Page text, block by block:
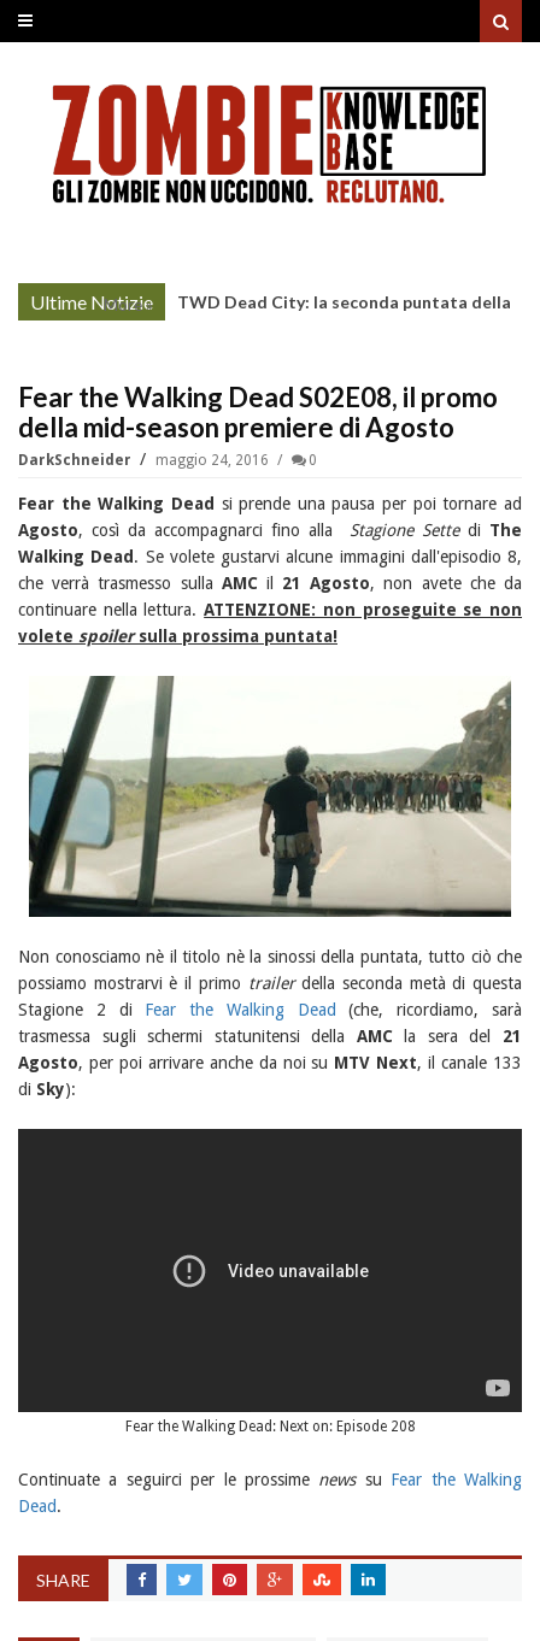
Ultime Notizie
More »
TWD Dead City: la seconda puntata della
Fear the Walking Dead S02E08, il promo
della mid-season premiere di Agosto
DarkSchneider maggio 24, 2016 0
Fear the Walking Dead si prende una pausa per poi tornare ad
Agosto, così da accompagnarci fino alla Stagione Settedi The
Walking Dead. Se volete gustarvi alcune immagini dall'episodio 8,
che verrà trasmesso sulla AMCil 21 Agosto, non avete che da
continuare nella lettura.ATTENZIONE: non proseguite se non
volete spoilersulla prossima puntata!
Non conosciamo nè il titolo nè la sinossi della puntata, tutto ciò che
possiamo mostrarvi è il primo trailerdella seconda metà di questa
Stagione 2 di Fear the Walking Dead
(che, ricordiamo, sarà
trasmessa sugli schermi statunitensi della AMCla sera del 21
Agosto, per poi arrivare anche da noi su MTV Next, il canale 133
di Sky):
Fear the Walking Dead: Next on: Episode 208
Continuate a seguirci per le prossime newssu Fear the Walking
Dead.
SHARE